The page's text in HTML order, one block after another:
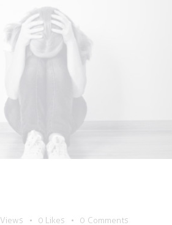
Views 0 Likes 0 Comments